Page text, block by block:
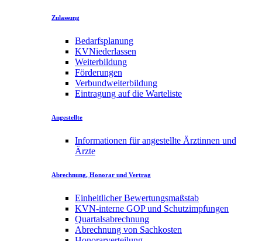
Zulassung
Bedarfsplanung
KVNiederlassen
Weiterbildung
Förderungen
Verbundweiterbildung
Eintragung auf die Warteliste
Angestellte
Informationen für angestellte Ärztinnen und
Ärzte
Abrechnung, Honorar und Vertrag
Einheitlicher Bewertungsmaßstab
KVN-interne GOP und Schutzimpfungen
Quartalsabrechnung
Abrechnung von Sachkosten